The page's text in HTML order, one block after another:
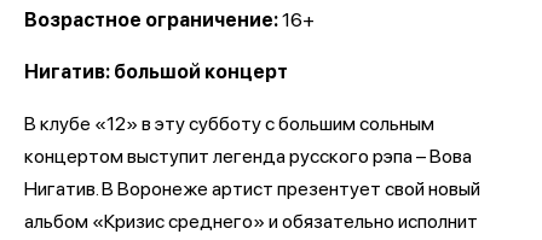
Возрастное ограничение:16+
Нигатив: большой концерт
В клубе «12» в эту субботу с большим сольным
концертом выступит легенда русского рэпа – Вова
Нигатив. В Воронеже артист презентует свой новый
альбом «Кризис среднего» и обязательно исполнит